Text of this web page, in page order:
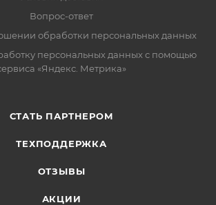
Вопрос-ответ
обработки персональных данных
персональных данных с помощью
«Яндекс. Метрика»
СТАТЬ ПАРТНЕРОМ
ТЕХПОДДЕРЖКА
ОТЗЫВЫ
АКЦИИ